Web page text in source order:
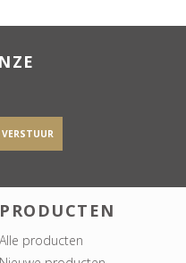
VERSTUUR
PRODUCTEN
Alle producten